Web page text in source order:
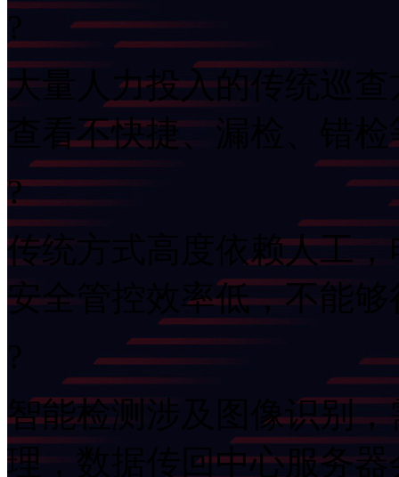
大量人力投入的传统巡查方式
查看不快捷、漏检
?
传统方式高度依赖人工
安全管控效率低
智能检测涉及图像识别
理，数据传回中